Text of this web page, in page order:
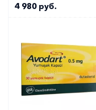
4 980 руб.